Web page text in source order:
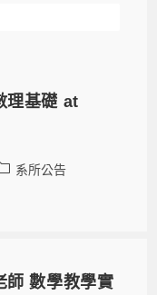
理基礎 at
系所公告
師 數學教學實